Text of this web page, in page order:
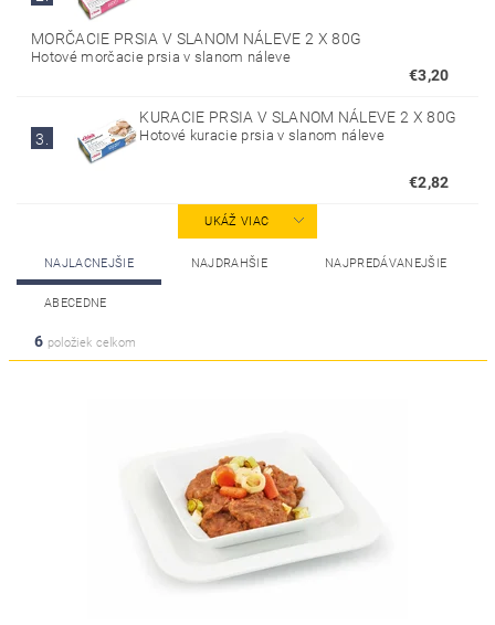
MORČACIE PRSIA V SLANOM NÁLEVE 2 X 80G
Hotové morčacie prsia v slanom náleve
€3,20
3.
KURACIE PRSIA V SLANOM NÁLEVE 2 X 80G
Hotové kuracie prsia v slanom náleve
€2,82
UKÁŽ VIAC
NAJLACNEJŠIE NAJDRAHŠIE NAJPREDÁVANEJŠIE
ABECEDNE
6 položiek celkom